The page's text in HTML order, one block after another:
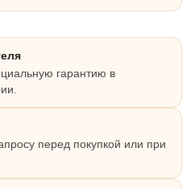
гарантию в
перед покупкой или при